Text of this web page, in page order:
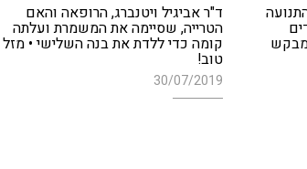
מבקש
ד"ר אביגיל ויטנברג, הרופאה והאם
הטרייה, שסיימה את המשמרת ועלתה
קומה כדי ללדת את בנה השלישי • מזל
טוב!
30/07/2019